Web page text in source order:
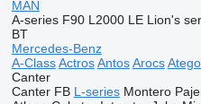
MAN
A-series F90 L2000 LE Lion's
BT
Mercedes-Benz
A-Class Actros Antos Arocs Atego
Canter
Canter FB L-series Montero